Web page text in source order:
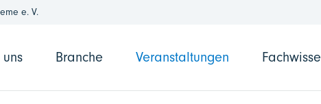
e. V.
Branche Veranstaltungen